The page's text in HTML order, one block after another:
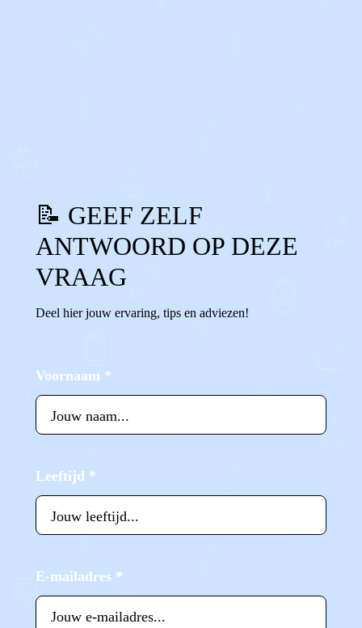
📝 GEEF ZELF
ANTWOORD OP DEZE
VRAAG
Deel hier jouw ervaring, tips en adviezen!
Voornaam *
Leeftijd *
E-mailadres *